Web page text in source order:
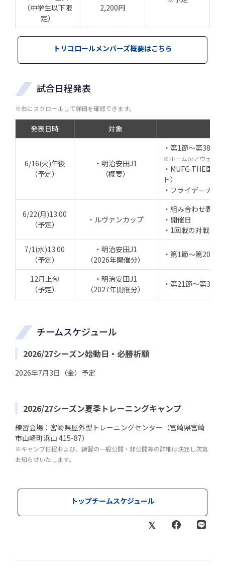
（中学生以下限
定）
2,200円
トリコロールメンバーズ概要はこちら
試合日程発表
※右にスクロールして詳細を確認できます。
発表日時 対象
6/16(火)午後
（予定）
・明治安田J1
（概要）
・第1節～第38節
※ホームorアウェイを
・MUFG THE国立
ド）
・フライデーナイ
6/22(月)13:00
（予定）
・ルヴァンカップ
・組み合わせ表
・開催日
・1回戦の対戦カ
7/1(水)13:00
（予定）
・明治安田J1
（2026年開催分）
・第1節～第20節
12月上旬
（予定）
・明治安田J1
（2027年開催分）
・第21節～第38
チームスケジュール
2026/27シーズン始動日・必勝祈願
2026年7月3日（金）予定
2026/27シーズン夏季トレーニングキャンプ
練習会場：宮崎県屋外型トレーニングセンター（宮崎県宮崎
市山崎町浜山 415-87）
※キャンプ日程および、練習の一般公開・非公開等の詳細は決定し次第
お知らせいたします。
トップチームスケジュール